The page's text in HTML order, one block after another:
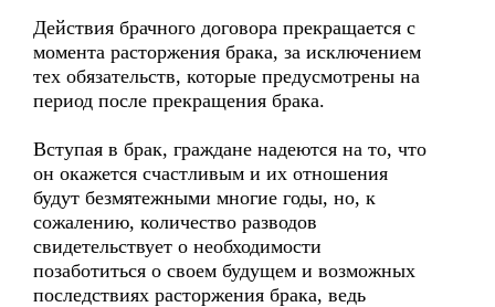
Действия брачного договора прекращается с
момента расторжения брака, за исключением
тех обязательств, которые предусмотрены на
период после прекращения брака.
Вступая в брак, граждане надеются на то, что
он окажется счастливым и их отношения
будут безмятежными многие годы, но, к
сожалению, количество разводов
свидетельствует о необходимости
позаботиться о своем будущем и возможных
последствиях расторжения брака, ведь